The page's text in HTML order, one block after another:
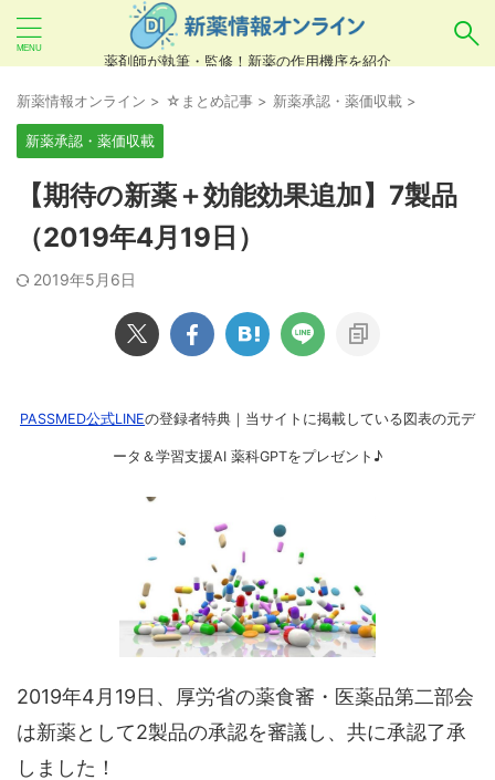
薬剤師が執筆・監修！新薬の作用機序を紹介
あいまい検索（例：ひらがな、誤字）には対応し
ていませんので、製品名・一般名・キーワードな
どをカタカナ
でご入力ください。
良い例：テセントリク
悪い例：てせんとりく テセンタリク
新薬情報オンライン > ☆まとめ記事 > 新薬承認・薬価収載 >
新薬承認・薬価収載
【期待の新薬＋効能効果追加】7製品
（2019年4月19日）
2019年5月6日
PASSMED公式LINEの登録者特典｜当サイトに掲載している図表の元デ
ータ＆学習支援AI 薬科GPTをプレゼント♪
2019年4月19日、厚労省の薬食審・医薬品第二部会
は新薬として2製品の承認を審議し、共に承認了承
しました！